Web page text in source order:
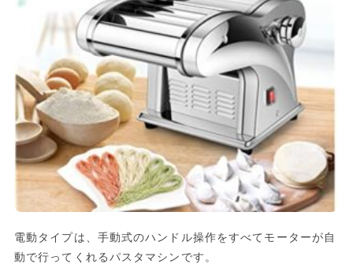
電動タイプは、手動式のハンドル操作をすべてモーターが自
動で行ってくれるパスタマシンです。